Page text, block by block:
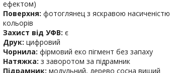
ефектом)
Поверхня: фотоглянец з яскравою насиченістю
кольорів
Захист від УФВ: є
Друк: цифровий
Чорнила: фірмовий еко пігмент без запаху
Натяжка: з заворотом за підрамник
Підрамник: модульний, дерево сосна вищий